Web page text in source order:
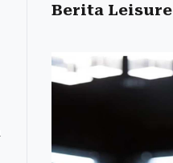
Berita Leisure